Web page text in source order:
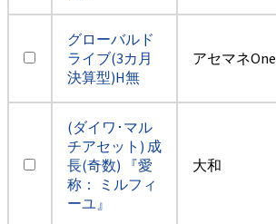
グローバルド
ライブ(3カ月
決算型)H無
アセマネOne
(ダイワ･マル
チアセット) 成
長(奇数) 『愛
称： ミルフィ
ーユ』
大和